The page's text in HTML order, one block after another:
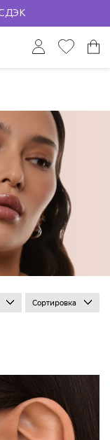
Сортировка